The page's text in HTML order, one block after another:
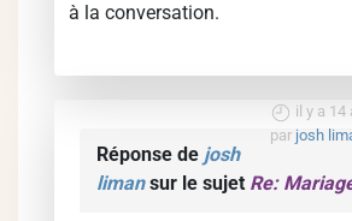
à la conversation.
il y a 14
par josh
Réponse de josh
limansur le sujet Re: